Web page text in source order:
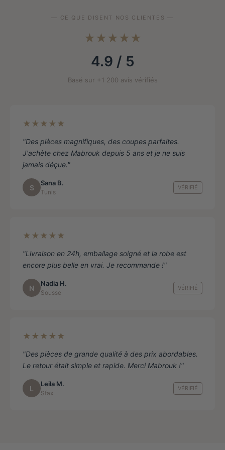
être
— CE QUE DISENT NOS CLIENTES —
★★★★★
4.9 / 5
Basé sur +1 200 avis vérifiés
★★★★★
"Des pièces magnifiques, des coupes parfaites.
J'achète chez Mabrouk depuis 5 ans et je ne suis
jamais déçue."
S
Sana B.
Tunis
VÉRIFIÉ
★★★★★
"Livraison en 24h, emballage soigné et la robe est
encore plus belle en vrai. Je recommande !"
N
Nadia H.
Sousse
VÉRIFIÉ
★★★★★
"Des pièces de grande qualité à des prix abordables.
Le retour était simple et rapide. Merci Mabrouk !"
L
Leila M.
Sfax
VÉRIFIÉ